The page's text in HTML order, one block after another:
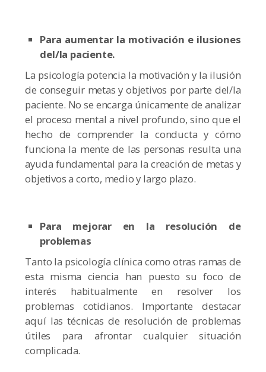
Para aumentar la motivación e ilusiones
del/la paciente.
La psicología potencia la motivación y la ilusión
de conseguir metas y objetivos por parte del/la
paciente. No se encarga únicamente de analizar
el proceso mental a nivel profundo, sino que el
hecho de comprender la conducta y cómo
funciona la mente de las personas resulta una
ayuda fundamental para la creación de metas y
objetivos a corto, medio y largo plazo.
Para mejorar en la resolución de
problemas
Tanto la psicología clínica como otras ramas de
esta misma ciencia han puesto su foco de
interés habitualmente en resolver los
problemas cotidianos. Importante destacar
aquí las técnicas de resolución de problemas
útiles para afrontar cualquier situación
complicada.